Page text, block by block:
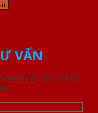
VẤN
được tư vấn chi tiết